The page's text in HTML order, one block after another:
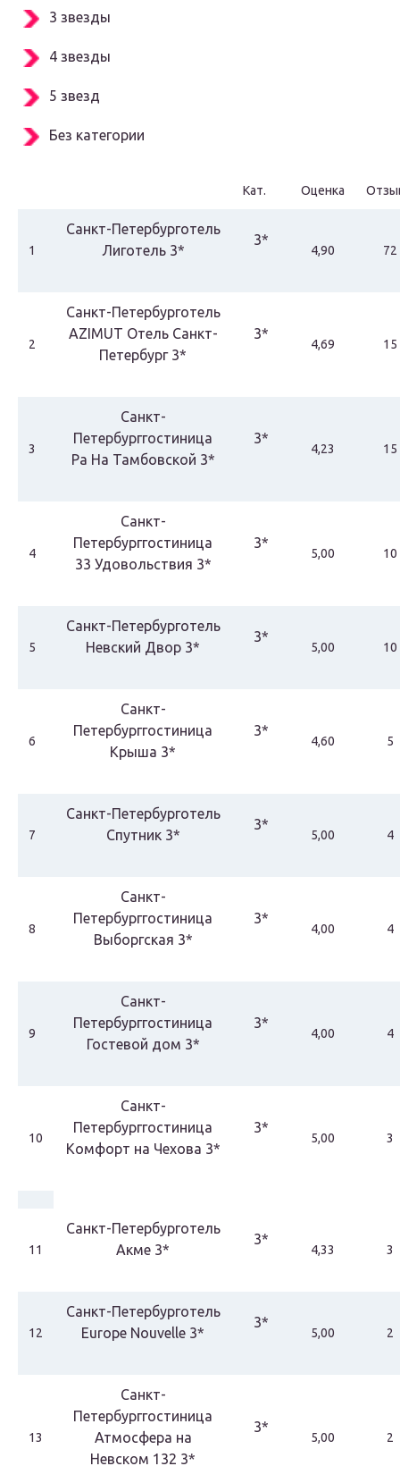
3 звезды
4 звезды
5 звезд
Без категории
Кат. Оценка
1
Санкт-Петербурготель
Лиготель 3*
3*
4,90 72
2
Санкт-Петербурготель
AZIMUT Отель Санкт-
Петербург 3*
3*
4,69 15
3
Санкт-
Петербурггостиница
Ра На Тамбовской 3*
3*
4,23 15
4
Санкт-
Петербурггостиница
33 Удовольствия 3*
3*
5,00 10
5
Санкт-Петербурготель
Невский Двор 3*
3*
5,00 10
6
Санкт-
Петербурггостиница
Крыша 3*
3*
4,60 5
7
Санкт-Петербурготель
Спутник 3*
3*
5,00 4
8
Санкт-
Петербурггостиница
Выборгская 3*
3*
4,00 4
9
Санкт-
Петербурггостиница
Гостевой дом 3*
3*
4,00 4
10
Санкт-
Петербурггостиница
Комфорт на Чехова 3*
3*
5,00 3
11
Санкт-Петербурготель
Акме 3*
3*
4,33 3
12
Санкт-Петербурготель
Europe Nouvelle 3*
3*
5,00 2
13
Санкт-
Петербурггостиница
Атмосфера на
Невском 132 3*
3*
5,00 2